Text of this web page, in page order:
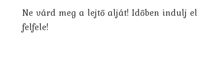
Ne várd meg a lejtő alját! Időben indulj el
felfele!